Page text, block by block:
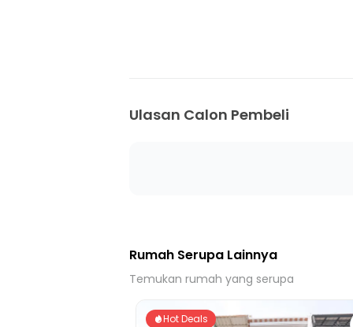
Ulasan Calon Pembeli
Rumah Serupa Lainnya
Temukan rumah yang serupa
Hot Deals